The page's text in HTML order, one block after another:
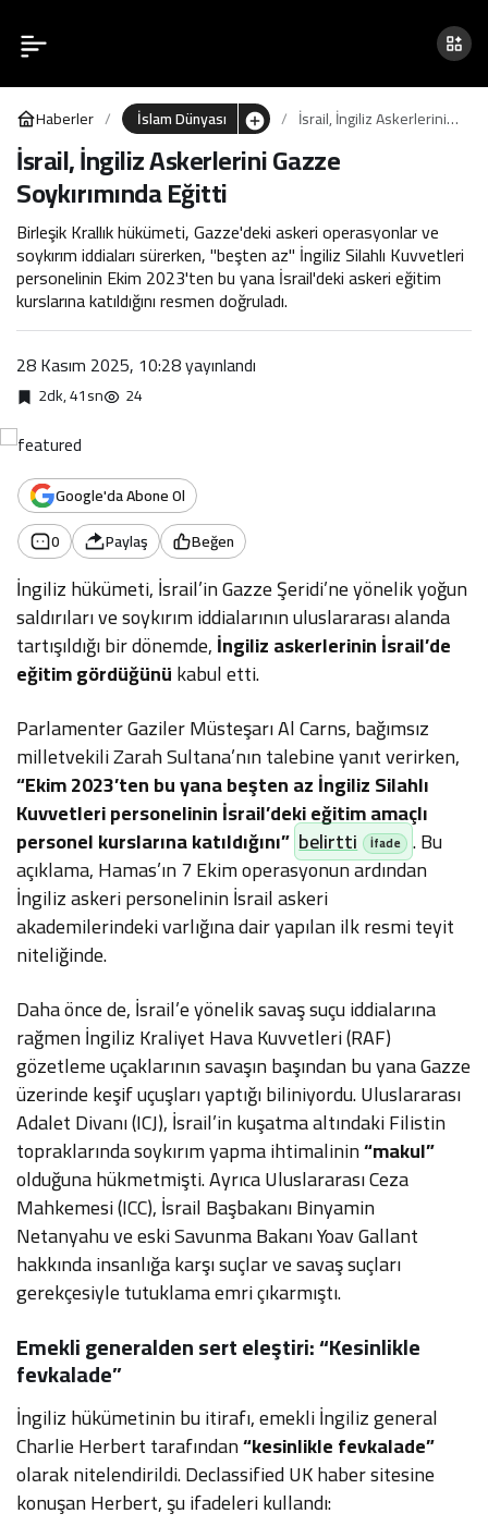
Haberler İslam Dünyası
İsrail, İngiliz Askerlerini
Eğitti
İsrail, İngiliz Askerlerini Gazze
Soykırımında Eğitti
Birleşik Krallık hükümeti, Gazze'deki askeri operasyonlar ve
soykırım iddiaları sürerken, "beşten az" İngiliz Silahlı Kuvvetleri
personelinin Ekim 2023'ten bu yana İsrail'deki askeri eğitim
kurslarına katıldığını resmen doğruladı.
28 Kasım 2025, 10:28yayınlandı
2dk, 41sn 24
Google'da Abone Ol
0
Paylaş Beğen
İngiliz hükümeti, İsrail’in Gazze Şeridi’ne yönelik yoğun
saldırıları ve soykırım iddialarının uluslararası alanda
tartışıldığı bir dönemde,İngiliz askerlerinin İsrail’de
eğitim gördüğünükabul etti.
Parlamenter Gaziler Müsteşarı Al Carns, bağımsız
milletvekili Zarah Sultana’nın talebine yanıt verirken,
“Ekim 2023’ten bu yana beşten az İngiliz Silahlı
Kuvvetleri personelinin İsrail’deki eğitim amaçlı
personel kurslarına katıldığını” belirtti . Bu
açıklama, Hamas’ın 7 Ekim operasyonun ardından
İngiliz askeri personelinin İsrail askeri
akademilerindeki varlığına dair yapılan ilk resmi teyit
niteliğinde.
Daha önce de, İsrail’e yönelik savaş suçu iddialarına
rağmen İngiliz Kraliyet Hava Kuvvetleri (RAF)
gözetleme uçaklarının savaşın başından bu yana Gazze
üzerinde keşif uçuşları yaptığı biliniyordu. Uluslararası
Adalet Divanı (ICJ), İsrail’in kuşatma altındaki Filistin
topraklarında soykırım yapma ihtimalinin“makul”
olduğuna hükmetmişti. Ayrıca Uluslararası Ceza
Mahkemesi (ICC), İsrail Başbakanı Binyamin
Netanyahu ve eski Savunma Bakanı Yoav Gallant
hakkında insanlığa karşı suçlar ve savaş suçları
gerekçesiyle tutuklama emri çıkarmıştı.
Emekli generalden sert eleştiri: “Kesinlikle
fevkalade”
İngiliz hükümetinin bu itirafı, emekli İngiliz general
Charlie Herbert tarafından“kesinlikle fevkalade”
olarak nitelendirildi. Declassified UK haber sitesine
konuşan Herbert, şu ifadeleri kullandı:
İsrail, İngiliz Askerlerini
Gazze Soykırımında Eğitti
0